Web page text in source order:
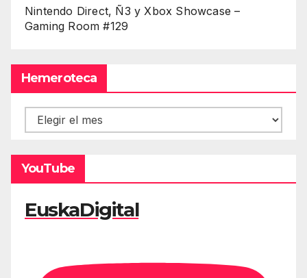
Nintendo Direct, Ñ3 y Xbox Showcase –
Gaming Room #129
Hemeroteca
Hemeroteca
YouTube
EuskaDigital